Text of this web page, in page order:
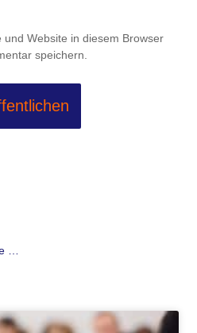
und Website in diesem Browser
speichern.
…
SeiteSeiteSeiteSeiteSeiteSeite
Seite Seite Seite Seite SeiteSeite
Seite Seite Seite Seite Seite